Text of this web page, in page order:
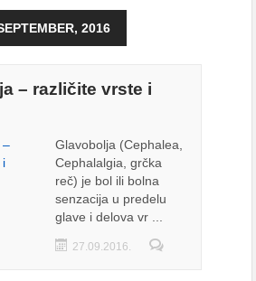
2016
– različite vrste i
Glavobolja (Cephalea,
Cephalalgia, grčka
reč) je bol ili bolna
senzacija u predelu
glave i delova vr ...
27.09.2016.